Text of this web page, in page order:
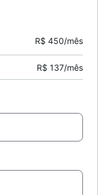
R$ 450/mês
R$ 137/mês